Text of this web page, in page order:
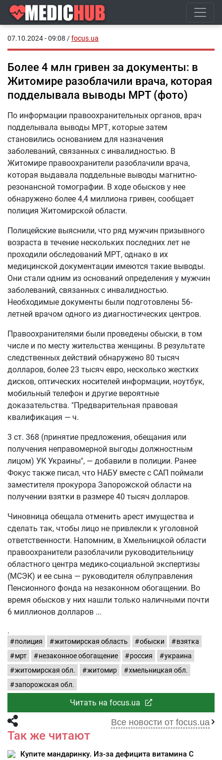
07.10.2024 - 09:08 /focus.ua
Более 4 млн гривен за документы: в
Житомире разоблачили врача, которая
подделывала выводы МРТ (фото)
По информации правоохранительных органов, врач
подделывала выводы МРТ, которые затем
становились основанием для назначения
заболеваний, связанных с инвалидностью. В
Житомире правоохранители разоблачили врача,
которая выдавала поддельные выводы магнитно-
резонансной томографии. В ходе обысков у нее
обнаружено более 4,4 миллиона гривен, сообщает
полиция Житомирской области.
Полицейские выяснили, что ряд мужчин призывного
возраста в течение нескольких последних лет не
проходили обследований МРТ, однако в их
медицинской документации имеются такие выводы.
Они стали одним из оснований определения у мужчин
заболеваний, связанных с инвалидностью.
Необходимые документы были подготовлены 56-
летней врачом одного из диагностических центров.
Правоохранителями были проведены обыски, в том
числе и по месту жительства женщины. В результате
следственных действий обнаружено 80 тысяч
долларов, более 23 тысяч евро, несколько жестких
дисков, оптических носителей информации, ноутбук,
мобильный телефон и другие вероятные
доказательства. "Предварительная правовая
квалификация — ч.
3 ст. 368 (принятие предложения, обещания или
получения неправомерной выгоды должностным
лицом) УК Украины", — добавили в полиции. Ранее
Фокус также писал, что НАБУ вместе с САП поймали
заместителя прокурора Запорожской области на
получении взятки в размере 40 тысяч долларов.
Чиновница обещала отменить арест имущества и
сделать так, чтобы лицо не привлекли к уголовной
ответственности. Напомним, в Хмельницкой области
правоохранители разоблачили руководительницу
областного центра медико-социальной экспертизы
(МСЭК) и ее сына — руководителя облуправления
Пенсионного фонда на незаконном обогащении. Во
время обысков у них нашли только наличными почти
6 миллионов долларов
.
полиция житомирская область обыски
взятка
мрт
незаконное обогащение россия
украина
житомирская обл.
житомир
хмельницкая обл.
запорожская обл.
Читать на focus.ua
Все новости от focus.ua
Так же читают
Купите мандаринку. Из-за дефицита витамина С